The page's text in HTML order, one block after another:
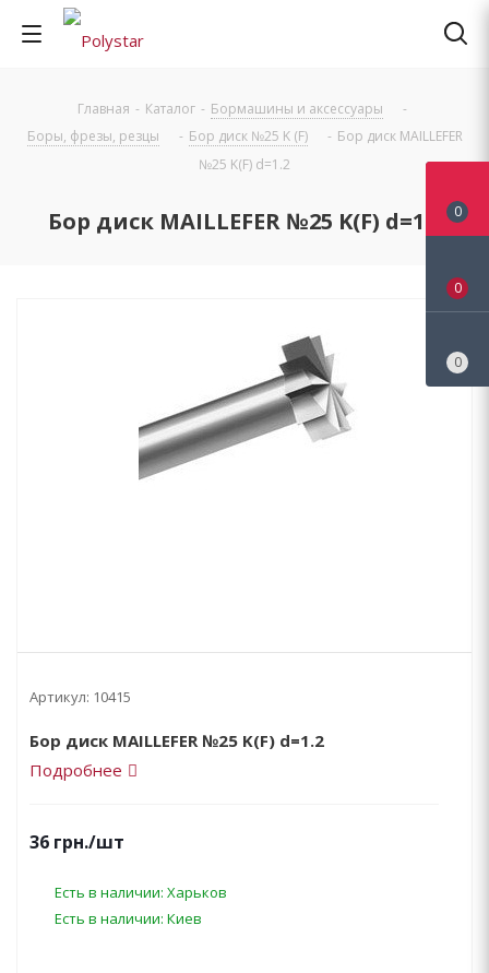
Главная - Каталог - Бормашины и аксессуары
-
Боры, фрезы, резцы
- Бор диск №25 K (F) - Бор диск MAILLEFER
№25 K(F) d=1.2
Бор диск MAILLEFER №25 K(F) d=1.2
Артикул: 10415
Бор диск MAILLEFER №25 K(F) d=1.2
Подробнее
36 грн./шт
Есть в наличии: Харьков
Есть в наличии: Киев
0
0
0